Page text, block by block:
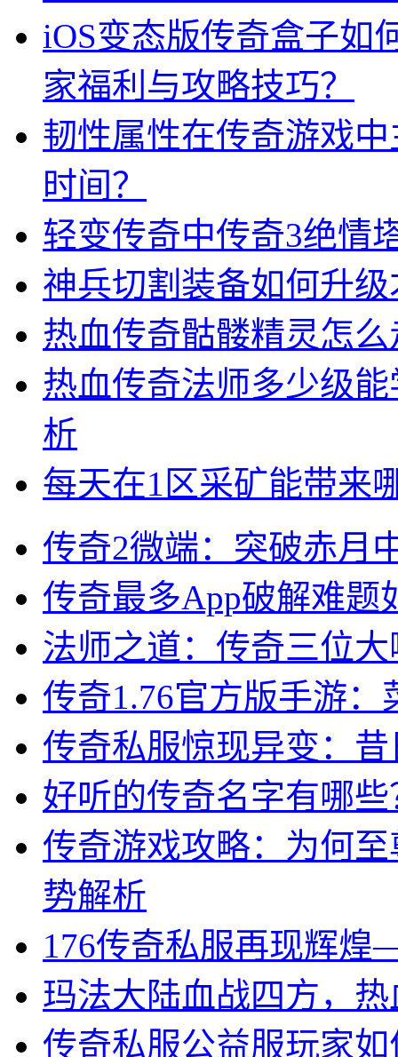
iOS变态版传奇盒子如
家福利与攻略技巧？
韧性属性在传奇游戏
时间？
轻变传奇中传奇3绝情
神兵切割装备如何升
热血传奇骷髅精灵怎
热血传奇法师多少级
析
每天在1区采矿能带来
传奇2微端：突破赤月
传奇最多App破解难题
法师之道：传奇三位
传奇1.76官方版手游
传奇私服惊现异变：
好听的传奇名字有哪
传奇游戏攻略：为何
势解析
176传奇私服再现辉
玛法大陆血战四方，
传奇私服公益服玩家